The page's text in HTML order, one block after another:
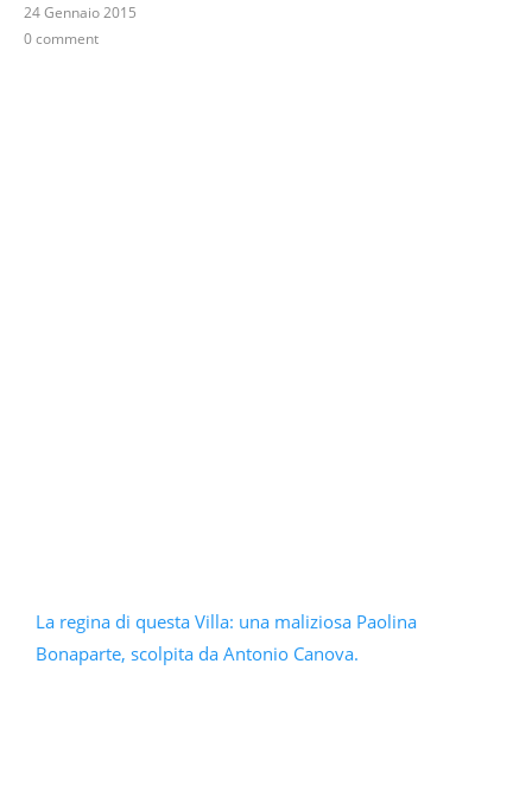
24 Gennaio 2015
0 comment